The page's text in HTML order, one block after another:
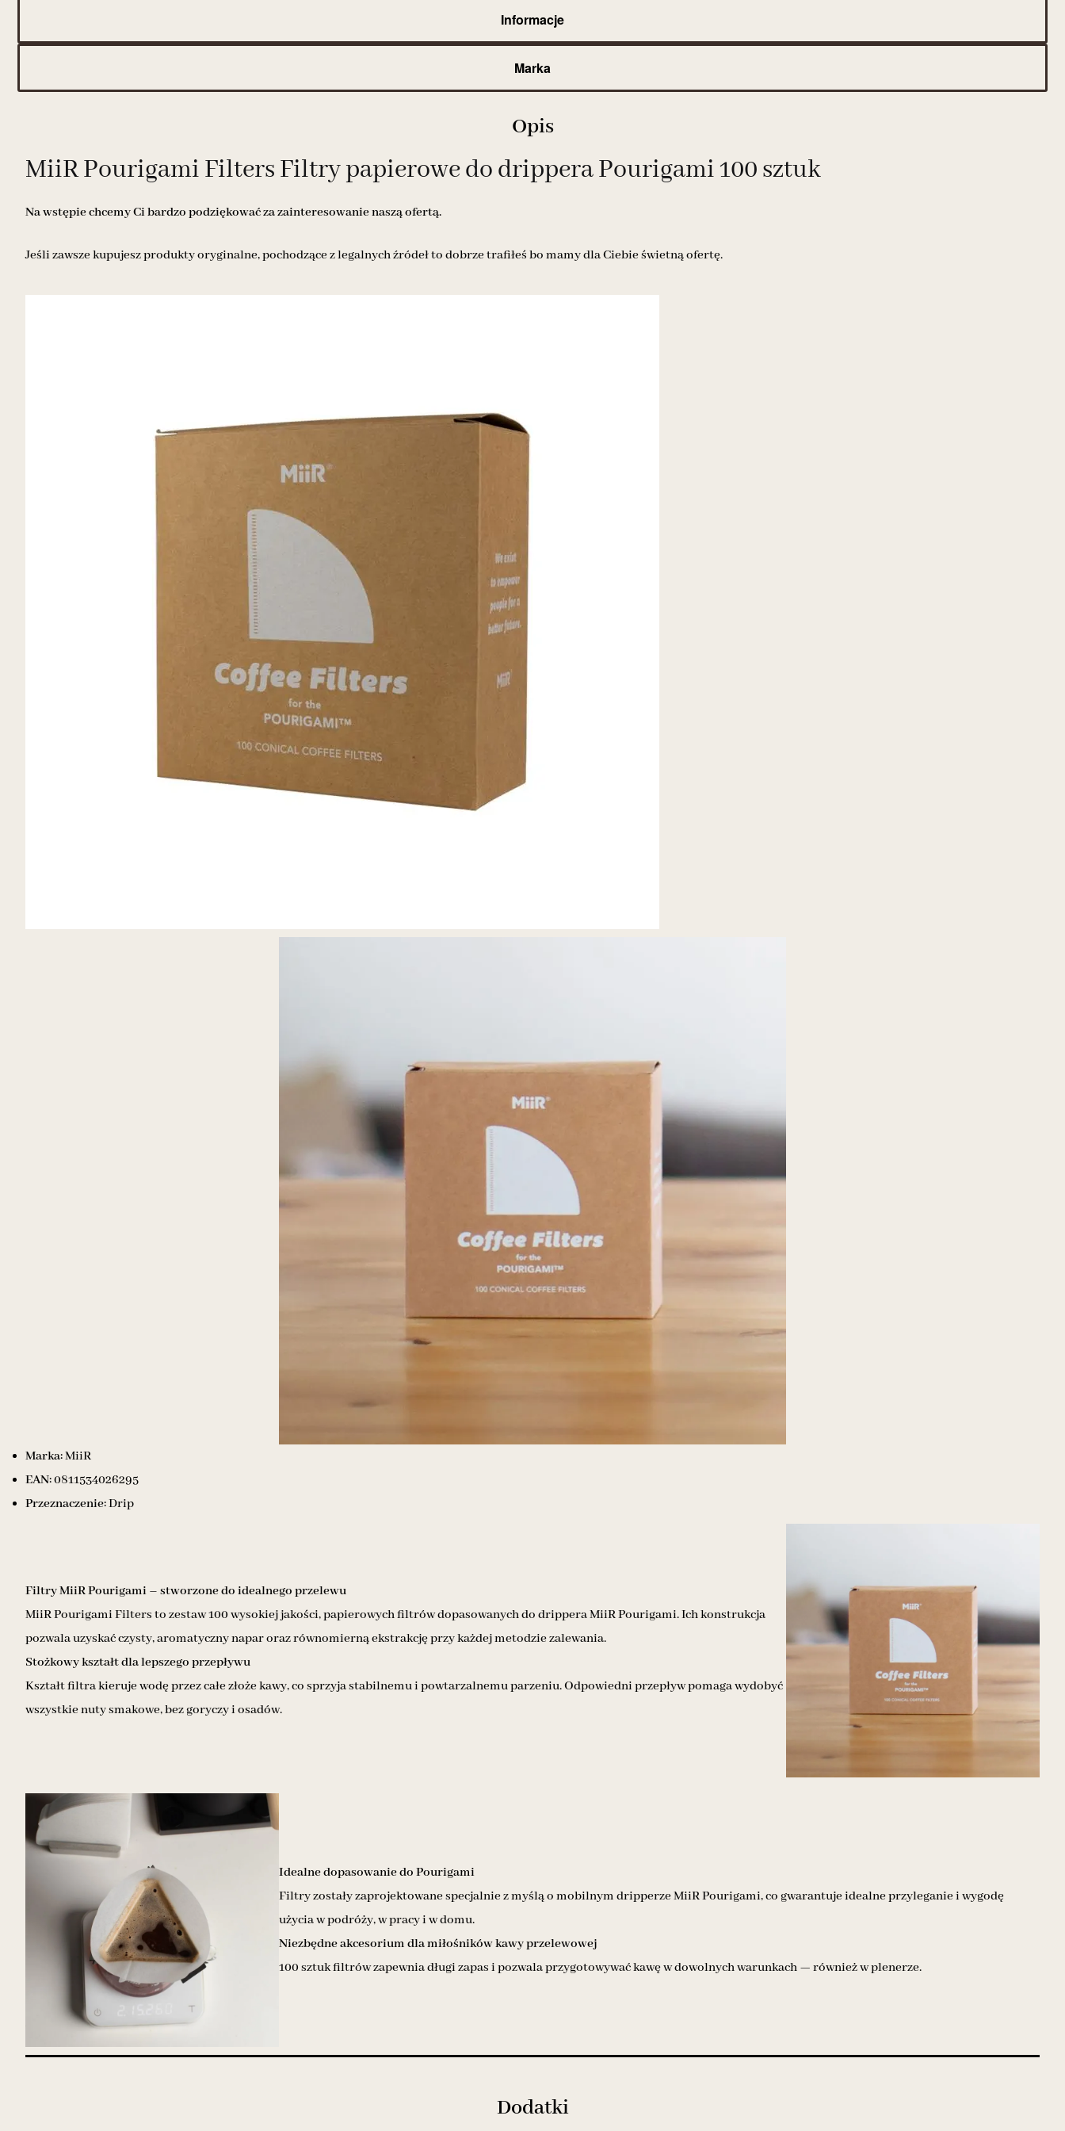
Informacje
Marka
Opis
MiiR Pourigami Filters Filtry papierowe do drippera Pourigami 100 sztuk
Na wstępie chcemy Ci bardzo podziękować za zainteresowanie naszą ofertą.
Jeśli zawsze kupujesz produkty oryginalne, pochodzące z legalnych źródeł to dobrze trafiłeś bo mamy dla Ciebie świetną ofertę.
Marka:MiiR
EAN:0811534026295
Przeznaczenie:Drip
Filtry MiiR Pourigami – stworzone do idealnego przelewu
MiiR Pourigami Filters to zestaw 100 wysokiej jakości, papierowych filtrów dopasowanych do drippera MiiR Pourigami. Ich konstrukcja
pozwala uzyskać czysty, aromatyczny napar oraz równomierną ekstrakcję przy każdej metodzie zalewania.
Stożkowy kształt dla lepszego przepływu
Kształt filtra kieruje wodę przez całe złoże kawy, co sprzyja stabilnemu i powtarzalnemu parzeniu. Odpowiedni przepływ pomaga wydobyć
wszystkie nuty smakowe, bez goryczy i osadów.
Idealne dopasowanie do Pourigami
Filtry zostały zaprojektowane specjalnie z myślą o mobilnym dripperze MiiR Pourigami, co gwarantuje idealne przyleganie i wygodę
użycia w podróży, w pracy i w domu.
Niezbędne akcesorium dla miłośników kawy przelewowej
100 sztuk filtrów zapewnia długi zapas i pozwala przygotowywać kawę w dowolnych warunkach — również w plenerze.
Dodatki